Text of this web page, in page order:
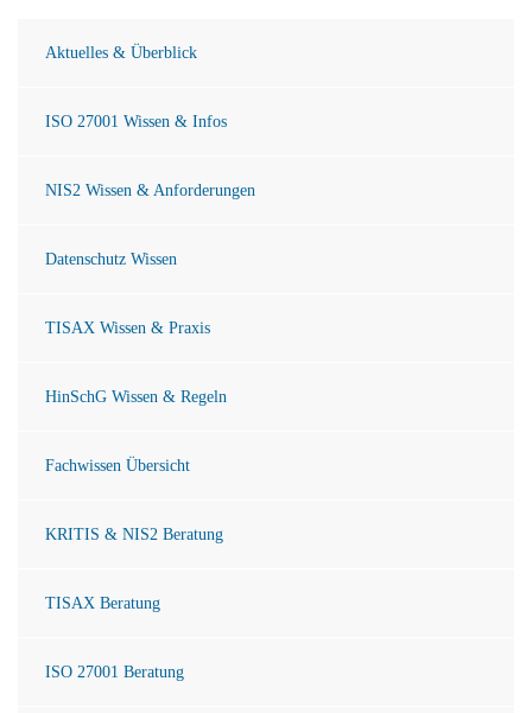
Aktuelles & Überblick
ISO 27001 Wissen & Infos
NIS2 Wissen & Anforderungen
Datenschutz Wissen
TISAX Wissen & Praxis
HinSchG Wissen & Regeln
Fachwissen Übersicht
KRITIS & NIS2 Beratung
TISAX Beratung
ISO 27001 Beratung